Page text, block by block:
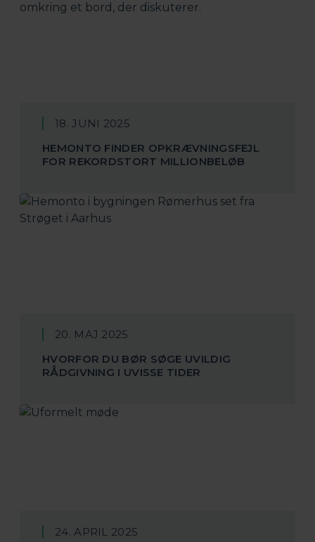
18. JUNI 2025
HEMONTO FINDER OPKRÆVNINGSFEJL
FOR REKORDSTORT MILLIONBELØB
20. MAJ 2025
HVORFOR DU BØR SØGE UVILDIG
RÅDGIVNING I UVISSE TIDER
24. APRIL 2025